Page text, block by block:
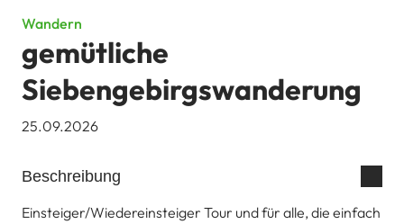
Wandern
gemütliche
Siebengebirgswanderung
25.09.2026
Beschreibung
Einsteiger/Wiedereinsteiger Tour und für alle, die einfach